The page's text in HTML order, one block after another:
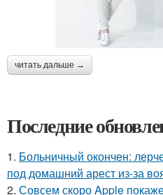
читать дальше →
Последние
1. Больничный окончен:
под домашний арест из-за
2. Совсем скоро Apple